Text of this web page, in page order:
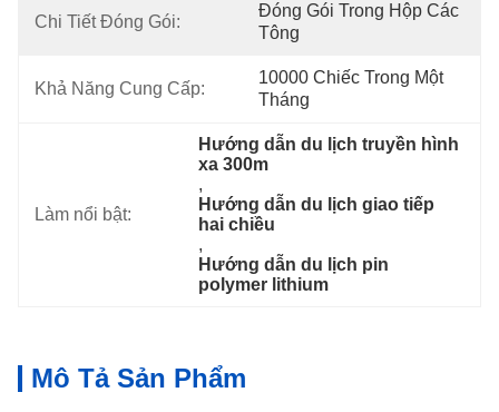
Chi Tiết Đóng Gói:
Đóng Gói Trong Hộp Các
Tông
Khả Năng Cung Cấp:
10000 Chiếc Trong Một
Tháng
Làm nổi bật:
Hướng dẫn du lịch truyền hình
xa 300m
,
Hướng dẫn du lịch giao tiếp
hai chiều
,
Hướng dẫn du lịch pin
polymer lithium
Mô Tả Sản Phẩm